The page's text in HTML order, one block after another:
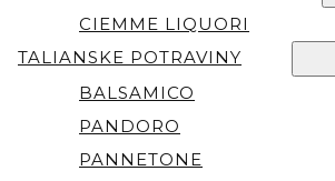
CIEMME LIQUORI
TALIANSKE POTRAVINY
BALSAMICO
PANDORO
PANNETONE